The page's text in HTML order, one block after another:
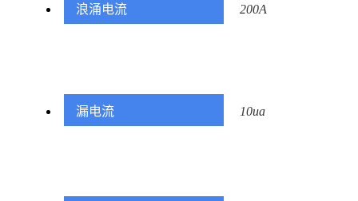
浪涌电流 200A
漏电流 10ua